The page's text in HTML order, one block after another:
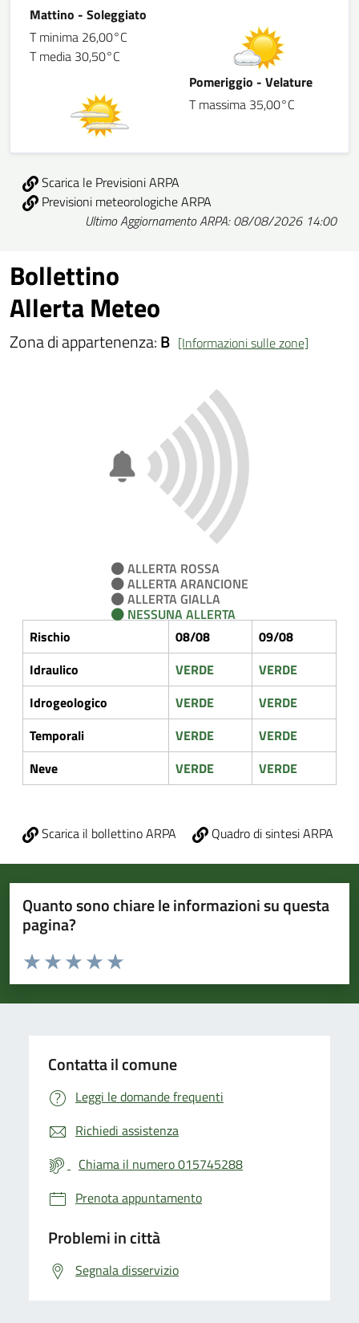
Mattino - Soleggiato
T minima 26,00°C
T media 30,50°C
Pomeriggio - Velature
T massima 35,00°C
Scarica le Previsioni ARPA
Previsioni meteorologiche ARPA
Ultimo Aggiornamento ARPA: 08/08/2026 14:00
Bollettino
Allerta Meteo
Zona di appartenenza:B [Informazioni sulle zone]
ALLERTA ROSSA
ALLERTA ARANCIONE
ALLERTA GIALLA
NESSUNA ALLERTA
Rischio
08/08
09/08
Idraulico
VERDE
VERDE
Idrogeologico
VERDE
VERDE
Temporali
VERDE
VERDE
Neve
VERDE VERDE
Scarica il bollettino ARPA Quadro di sintesi ARPA
Quanto sono chiare le informazioni su questa
pagina?
Valuta da 1 a 5 stelle la pagina
Valuta 5 stelle su 5
Valuta 4 stelle su 5
Valuta 3 stelle su 5
Valuta 2 stelle su 5
Valuta 1 stelle su 5
Contatta il comune
Leggi le domande frequenti
Richiedi assistenza
Chiama il numero 015745288
Prenota appuntamento
Problemi in città
Segnala disservizio